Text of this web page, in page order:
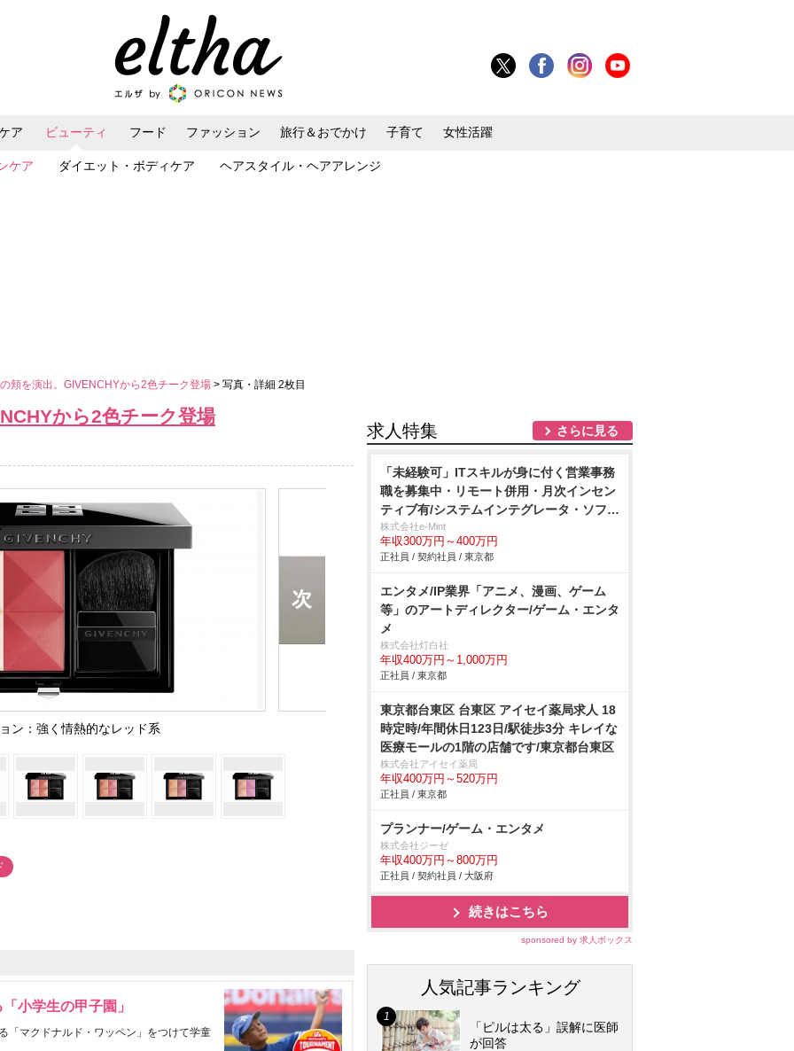
ア ビューティ
ケア ダイエット・ボディケア ヘアスタイル・ヘアアレンジ
フード ファッション 旅行＆おでかけ 子育て 女性活躍
頬を演出。GIVENCHYから2色チーク登場 > 写真・詳細 2枚目
から2色チーク登場
ン：強く情熱的なレッド系
小学生の甲子園」
「マクドナルド・ワッペン」をつけて学童
求人特集 さらに見る
「未経験可」ITスキルが身に付く営業事務
職を募集中・リモート併用・月次インセン
ティブ有/システムインテグレータ・ソフト
ハウス
株式会社e-Mint
年収300万円～400万円
正社員 / 契約社員 / 東京都
エンタメ/IP業界「アニメ、漫画、ゲーム
等」のアートディレクター/ゲーム・エンタ
メ
株式会社灯白社
年収400万円～1,000万円
正社員 / 東京都
東京都台東区 台東区 アイセイ薬局求人 18
時定時/年間休日123日/駅徒歩3分 キレイな
医療モールの1階の店舗です/東京都台東区
株式会社アイセイ薬局
年収400万円～520万円
正社員 / 東京都
プランナー/ゲーム・エンタメ
株式会社ジーゼ
年収400万円～800万円
正社員 / 契約社員 / 大阪府
続きはこちら
sponsored by 求人ボックス
人気記事ランキング
「ピルは太る」誤解に医師
が回答